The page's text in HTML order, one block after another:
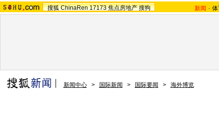
搜狐 ChinaRen 17173 焦点房地产 搜狗 新闻 -
新闻中心 > 国际新闻 > 国际要闻 > 海外博览